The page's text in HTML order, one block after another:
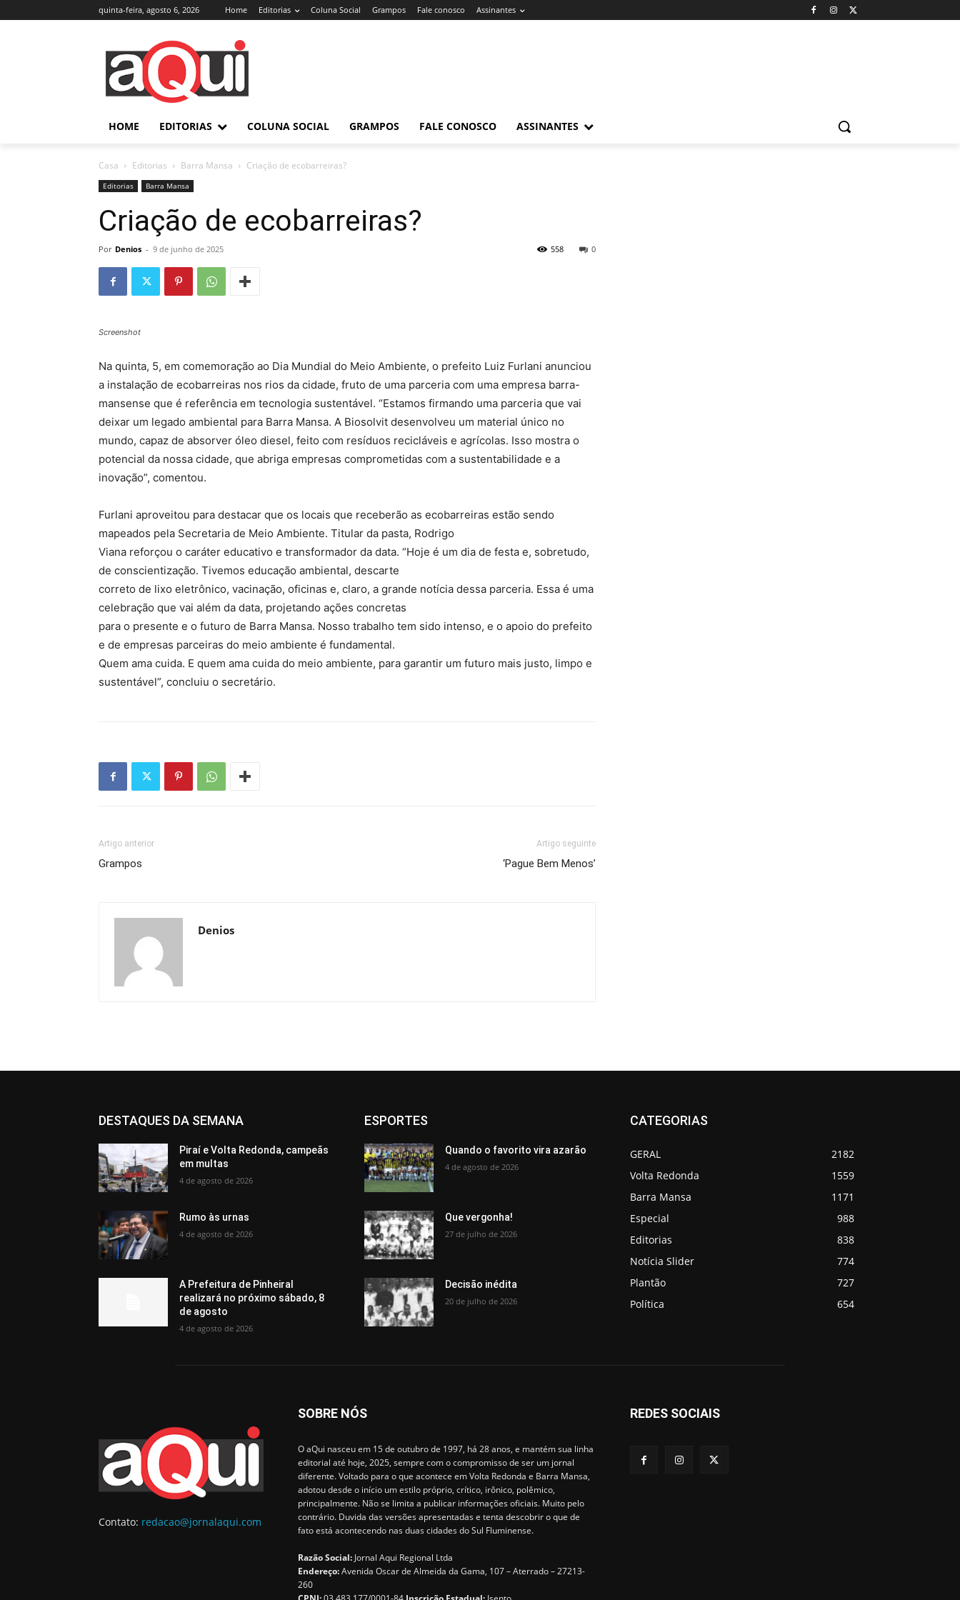
quinta-feira, agosto 6, 2026 Home Editorias Coluna Social Grampos Fale conosco Assinantes
HOME EDITORIAS COLUNA SOCIAL GRAMPOS FALE CONOSCO ASSINANTES
Casa Editorias Barra Mansa Criação de ecobarreiras?
Editorias Barra Mansa
Criação de ecobarreiras?
Por Denios - 9 de junho de 2025 0
558
Screenshot
Na quinta, 5, em comemoração ao Dia Mundial do Meio Ambiente, o prefeito Luiz Furlani anunciou
a instalação de ecobarreiras nos rios da cidade, fruto de uma parceria com uma empresa barra-
mansense que é referência em tecnologia sustentável. “Estamos firmando uma parceria que vai
deixar um legado ambiental para Barra Mansa. A Biosolvit desenvolveu um material único no
mundo, capaz de absorver óleo diesel, feito com resíduos recicláveis e agrícolas. Isso mostra o
potencial da nossa cidade, que abriga empresas comprometidas com a sustentabilidade e a
inovação”, comentou.
Furlani aproveitou para destacar que os locais que receberão as ecobarreiras estão sendo
mapeados pela Secretaria de Meio Ambiente. Titular da pasta, Rodrigo
Viana reforçou o caráter educativo e transformador da data. “Hoje é um dia de festa e, sobretudo,
de conscientização. Tivemos educação ambiental, descarte
correto de lixo eletrônico, vacinação, oficinas e, claro, a grande notícia dessa parceria. Essa é uma
celebração que vai além da data, projetando ações concretas
para o presente e o futuro de Barra Mansa. Nosso trabalho tem sido intenso, e o apoio do prefeito
e de empresas parceiras do meio ambiente é fundamental.
Quem ama cuida. E quem ama cuida do meio ambiente, para garantir um futuro mais justo, limpo e
sustentável”, concluiu o secretário.
Artigo anterior
Grampos
Artigo seguinte
‘Pague Bem Menos’
Denios
DESTAQUES DA SEMANA
Piraí e Volta Redonda, campeãs
em multas
4 de agosto de 2026
Rumo às urnas
4 de agosto de 2026
A Prefeitura de Pinheiral
realizará no próximo sábado, 8
de agosto
4 de agosto de 2026
ESPORTES
Quando o favorito vira azarão
4 de agosto de 2026
Que vergonha!
27 de julho de 2026
Decisão inédita
20 de julho de 2026
CATEGORIAS
GERAL
2182
Volta Redonda
1559
Barra Mansa
1171
Especial
988
Editorias
838
Notícia Slider
774
Plantão
727
Política
654
Contato: redacao@jornalaqui.com
SOBRE NÓS
O aQui nasceu em 15 de outubro de 1997, há 28 anos, e mantém sua linha
editorial até hoje, 2025, sempre com o compromisso de ser um jornal
diferente. Voltado para o que acontece em Volta Redonda e Barra Mansa,
adotou desde o início um estilo próprio, crítico, irônico, polêmico,
principalmente. Não se limita a publicar informações oficiais. Muito pelo
contrário. Duvida das versões apresentadas e tenta descobrir o que de
fato está acontecendo nas duas cidades do Sul Fluminense.
Razão Social: Jornal Aqui Regional Ltda
Endereço:Avenida Oscar de Almeida da Gama, 107 – Aterrado – 27213-
260
REDES SOCIAIS